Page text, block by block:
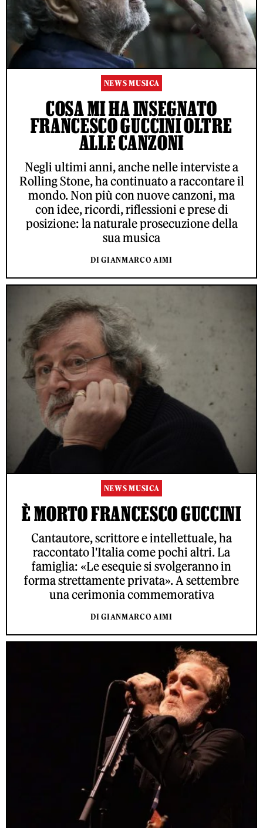
NEWS MUSICA
COSA MI HA INSEGNATO
FRANCESCO GUCCINI OLTRE
ALLE CANZONI
Negli ultimi anni, anche nelle interviste a
Rolling Stone, ha continuato a raccontare il
mondo. Non più con nuove canzoni, ma
con idee, ricordi, riflessioni e prese di
posizione: la naturale prosecuzione della
sua musica
DI GIANMARCO AIMI
NEWS MUSICA
È MORTO FRANCESCO GUCCINI
Cantautore, scrittore e intellettuale, ha
raccontato l'Italia come pochi altri. La
famiglia: «Le esequie si svolgeranno in
forma strettamente privata». A settembre
una cerimonia commemorativa
DI GIANMARCO AIMI